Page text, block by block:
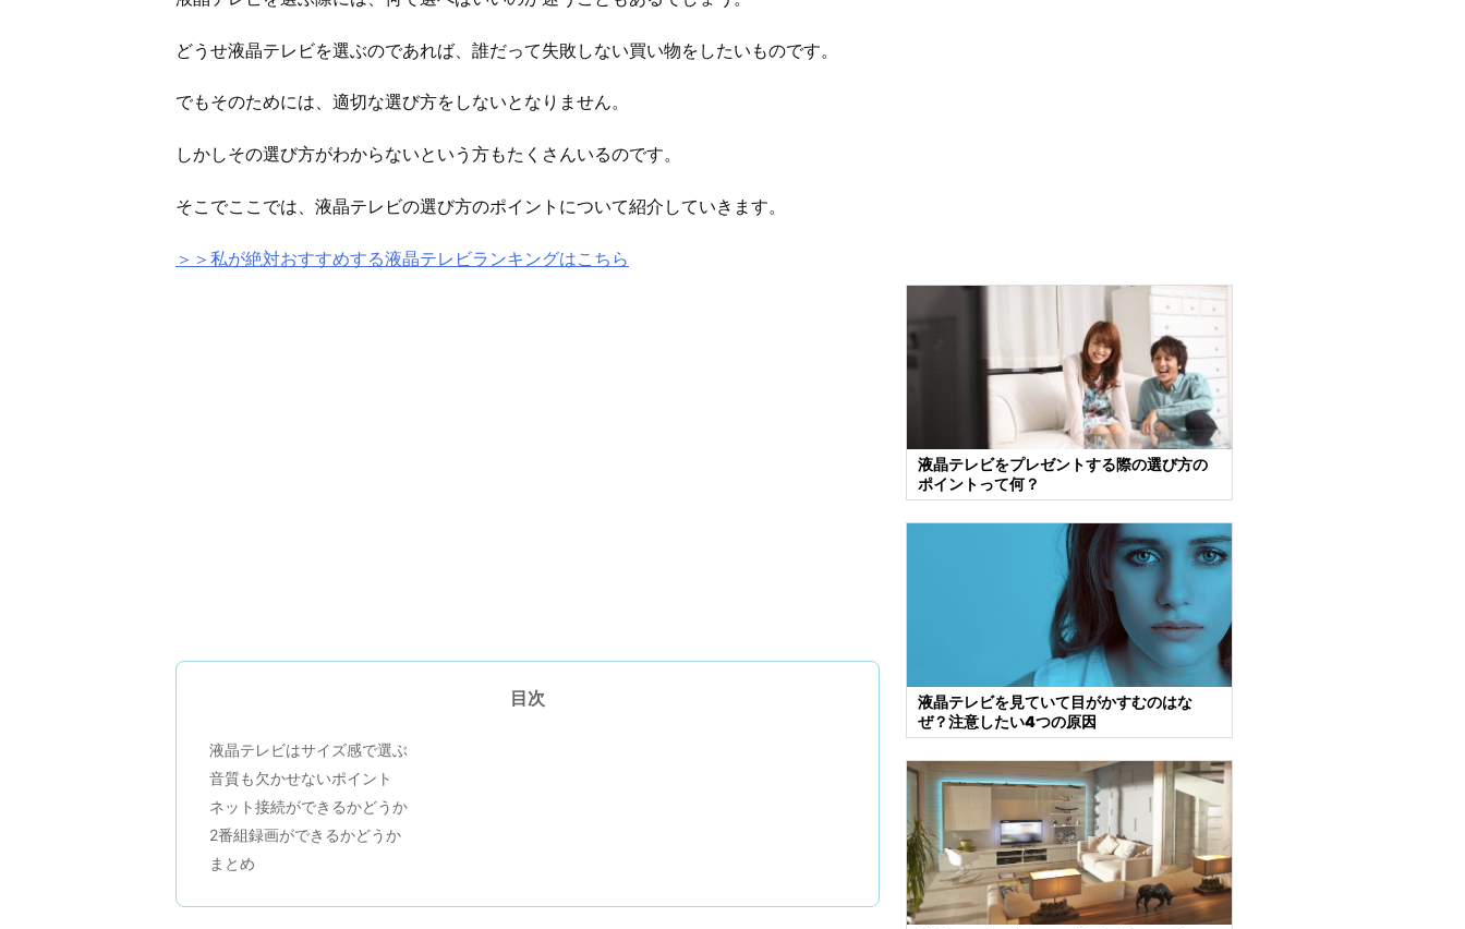
どうせ液晶テレビを選ぶのであれば、誰だって失敗しない買い物をしたいものです。
でもそのためには、適切な選び方をしないとなりません。
しかしその選び方がわからないという方もたくさんいるのです。
そこでここでは、液晶テレビの選び方のポイントについて紹介していきます。
＞＞私が絶対おすすめする液晶テレビランキングはこちら
目次
液晶テレビはサイズ感で選ぶ
音質も欠かせないポイント
ネット接続ができるかどうか
2番組録画ができるかどうか
まとめ
液晶テレビをプレゼントする際の選び方の
ポイントって何？
液晶テレビを見ていて目がかすむのはな
ぜ？注意したい4つの原因